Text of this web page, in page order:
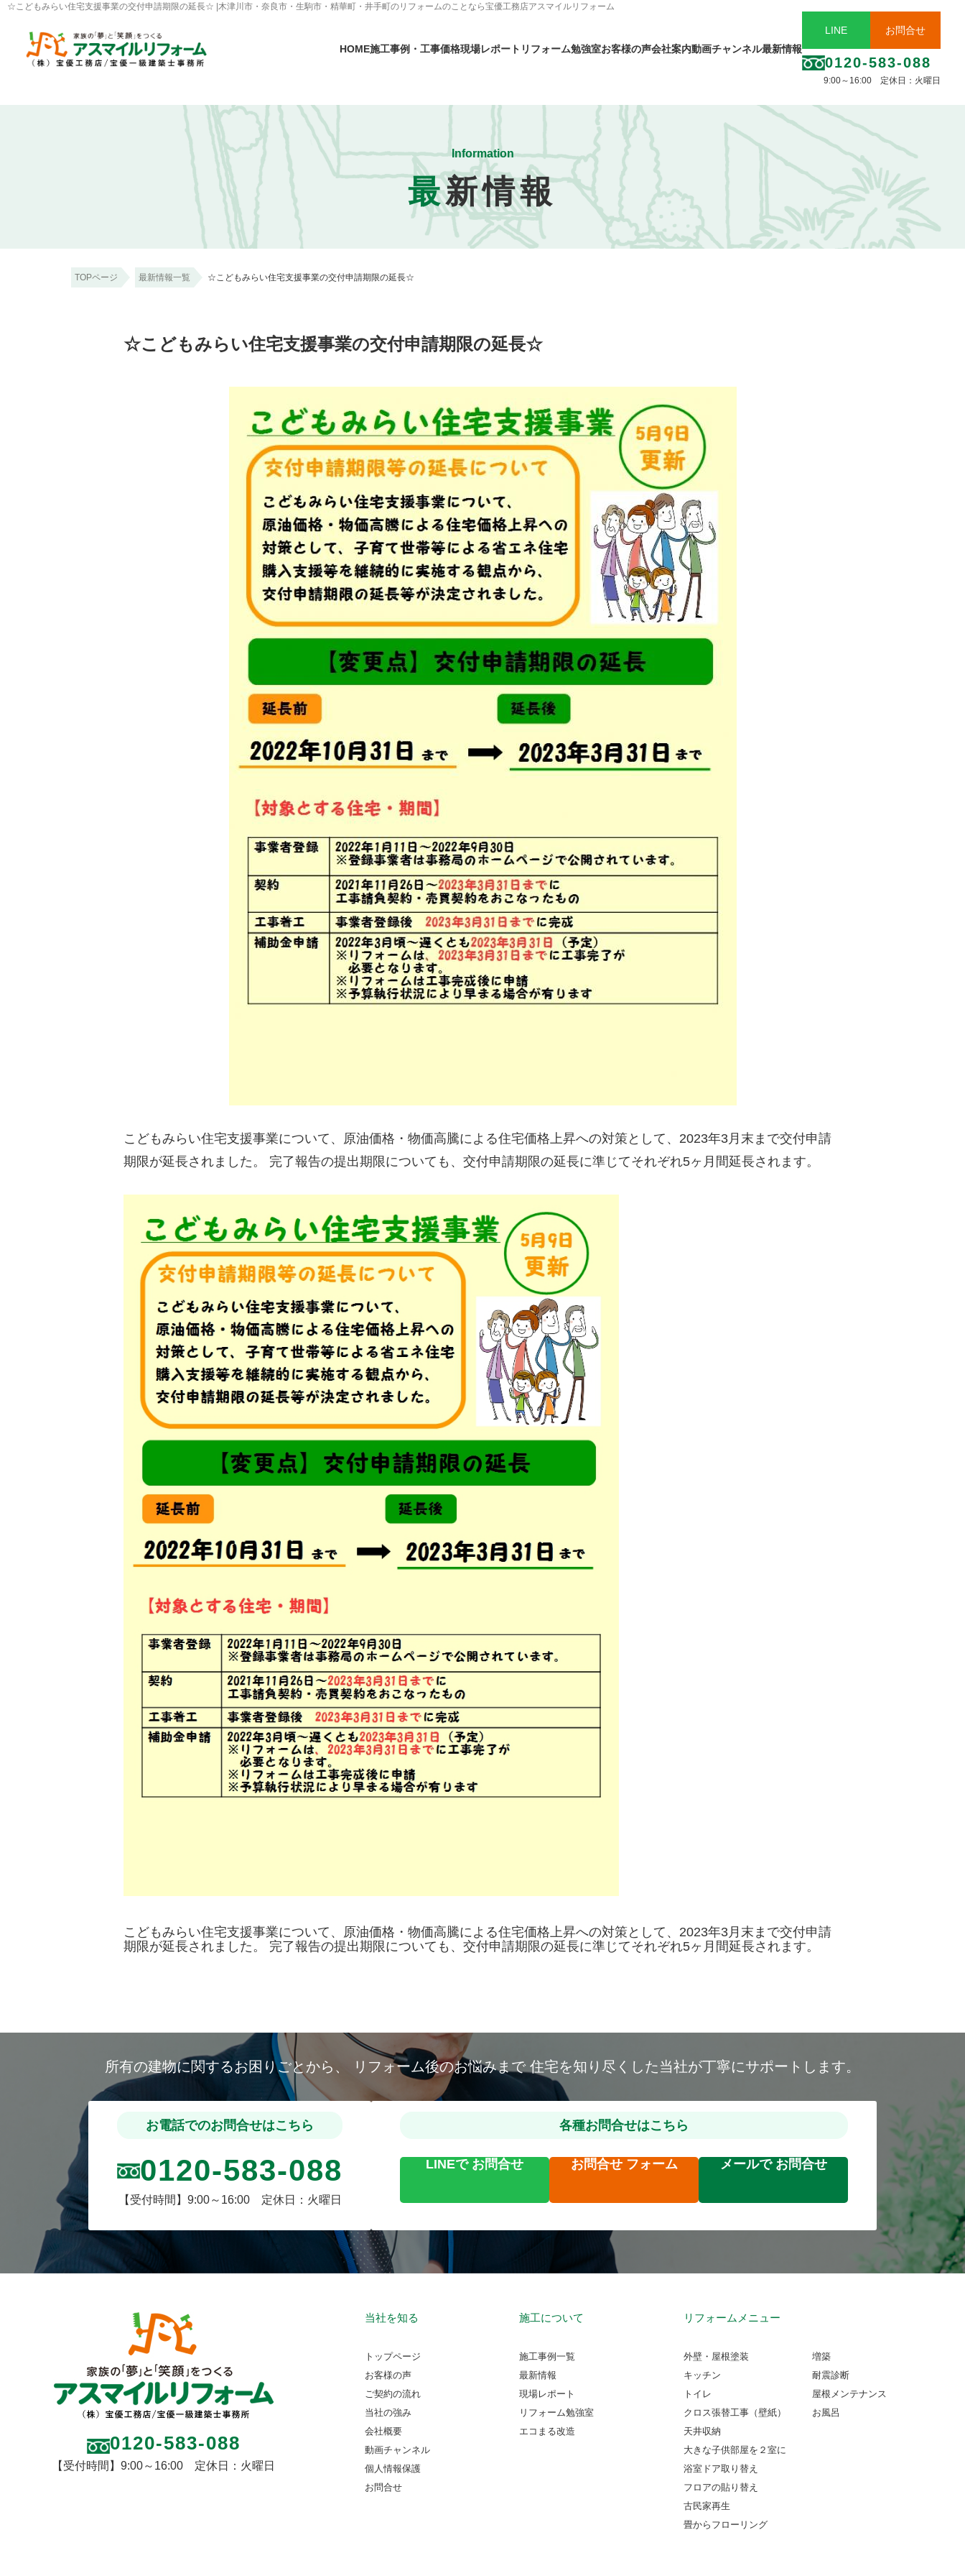
☆こどもみらい住宅支援事業の交付申請期限の延長☆ |木津川市・奈良市・生駒市・精華町・井手町のリフォームのことなら宝優工務店アスマイルリフォーム
HOME施工事例・工事価格現場レポート リフォーム勉強室お客様の声会社案内動画チャンネル最新情報
LINE お問合せ
0120-583-088
9:00～16:00 定休日：火曜日
Information
最新情報
TOPページ 最新情報一覧 ☆こどもみらい住宅支援事業の交付申請期限の延長☆
☆こどもみらい住宅支援事業の交付申請期限の延長☆
こどもみらい住宅支援事業について、原油価格・物価高騰による住宅価格上昇への対策として、2023年3月末まで交付申請
期限が延長されました。 完了報告の提出期限についても、交付申請期限の延長に準じてそれぞれ5ヶ月間延長されます。
こどもみらい住宅支援事業について、原油価格・物価高騰による住宅価格上昇への対策として、2023年3月末まで交付申請
期限が延長されました。 完了報告の提出期限についても、交付申請期限の延長に準じてそれぞれ5ヶ月間延長されます。
所有の建物に関するお困りごとから、 リフォーム後のお悩みまで 住宅を知り尽くした当社が丁寧にサポートします。
お電話でのお問合せはこちら
0120-583-088
【受付時間】9:00～16:00 定休日：火曜日
各種お問合せはこちら
LINEで お問合せ お問合せ フォーム メールで お問合せ
0120-583-088
【受付時間】9:00～16:00 定休日：火曜日
当社を知る
トップページ
お客様の声
ご契約の流れ
当社の強み
会社概要
動画チャンネル
個人情報保護
お問合せ
施工について
施工事例一覧
最新情報
現場レポート
リフォーム勉強室
エコまる改造
リフォームメニュー
外壁・屋根塗装
キッチン
トイレ
クロス張替工事（壁紙）
天井収納
大きな子供部屋を２室に
浴室ドア取り替え
フロアの貼り替え
古民家再生
畳からフローリング
増築
耐震診断
屋根メンテナンス
お風呂